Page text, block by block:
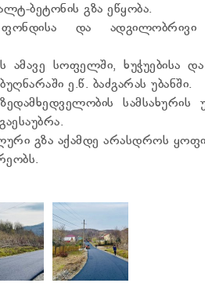
ბეტონის გზა ეწყობა.
ფონდისა და ადგილობრივი
სოფელში, ხუჭუებისა და
ე.წ. ბაძგარას უბანში.
სამსახურის
გზა აქამდე არასდროს